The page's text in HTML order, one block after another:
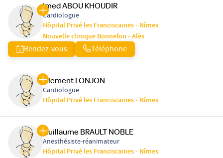
Imed ABOU KHOUDIR
Cardiologue
Hôpital Privé les Franciscaines - Nîmes
Nouvelle clinique Bonnefon - Alès
Rendez-vous Téléphone
Clement LONJON
Cardiologue
Hôpital Privé les Franciscaines - Nîmes
Guillaume BRAULT NOBLE
Anesthésiste-réanimateur
Hôpital Privé les Franciscaines - Nîmes